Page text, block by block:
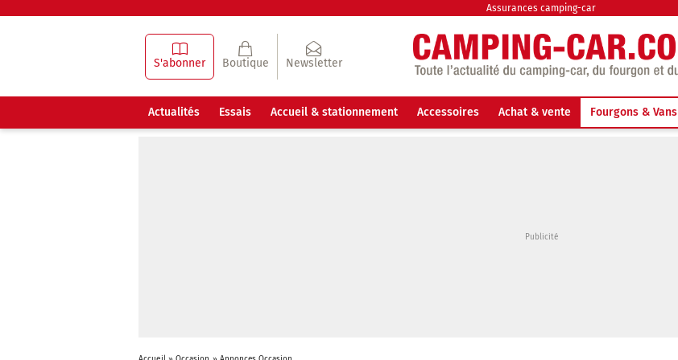
Assurances camping-car
S'abonner Boutique Newsletter
Actualités Essais Accueil & stationnement Accessoires Achat & vente Fourgons & Vans